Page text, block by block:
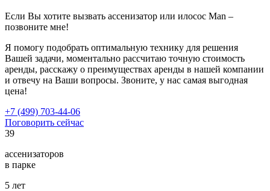
Если Вы хотите вызвать ассенизатор или илосос Man –
позвоните мне!
Я помогу подобрать оптимальную технику для решения
Вашей задачи, моментально рассчитаю точную стоимость
аренды, расскажу о преимуществах аренды в нашей компании
и отвечу на Ваши вопросы. Звоните, у нас самая выгодная
цена!
+7 (499) 703-44-06
Поговорить сейчас
39
ассенизаторов
в парке
5 лет